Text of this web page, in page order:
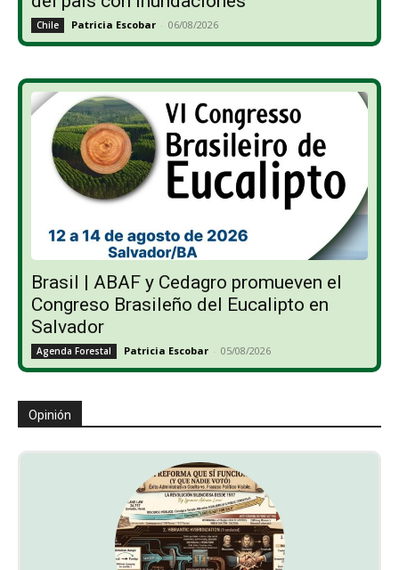
Chile Patricia Escobar - 06/08/2026
Brasil | ABAF y Cedagro promueven el
Congreso Brasileño del Eucalipto en
Salvador
Agenda Forestal Patricia Escobar - 05/08/2026
Opinión